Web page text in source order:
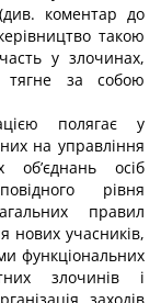
коментар до
такою
у злочинах,
за собою
полягає у
на управління
об’єднань осіб
рівня
правил
нових учасників,
функціональних
злочинів і